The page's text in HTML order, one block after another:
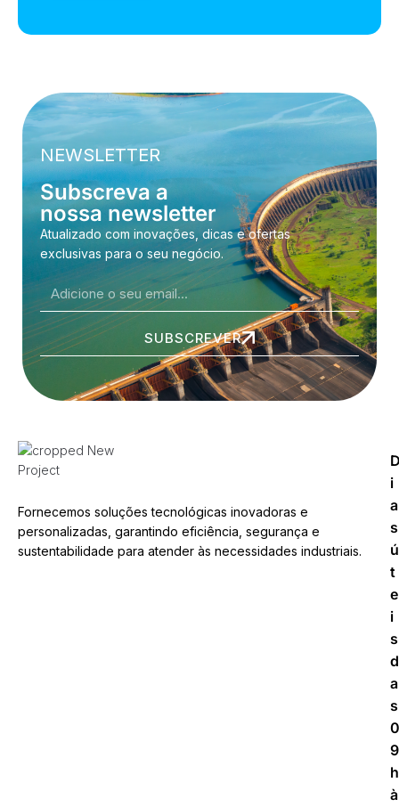
NEWSLETTER
Subscreva a
nossa newsletter
Atualizado com inovações, dicas e ofertas
exclusivas para o seu negócio.
SUBSCREVER
Fornecemos soluções tecnológicas inovadoras e
personalizadas, garantindo eficiência, segurança e
sustentabilidade para atender às necessidades industriais.
i
a
s
ú
t
e
i
s
d
a
s
0
9
h
à